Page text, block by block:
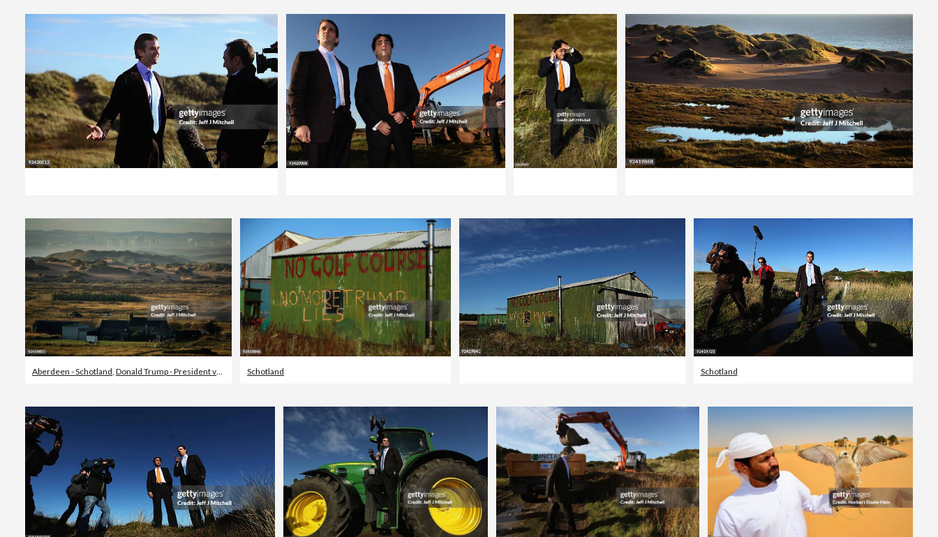
Aberdeen - Schotland Donald Trump - President van Amerika ,Schotland
Schotland Schotland